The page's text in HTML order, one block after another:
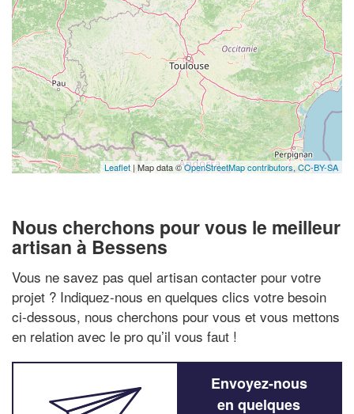
Leaflet | Map data ©OpenStreetMap contributors,CC-BY-SA
Nous cherchons pour vous le meilleur
artisan à Bessens
Vous ne savez pas quel artisan contacter pour votre
projet ? Indiquez-nous en quelques clics votre besoin
ci-dessous, nous cherchons pour vous et vous mettons
en relation avec le pro qu’il vous faut !
Envoyez-nous
en quelques